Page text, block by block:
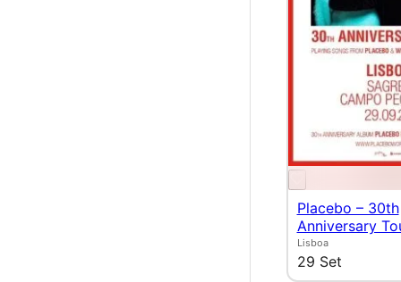
Placebo – 30th
Anniversary
Lisboa
29 Set